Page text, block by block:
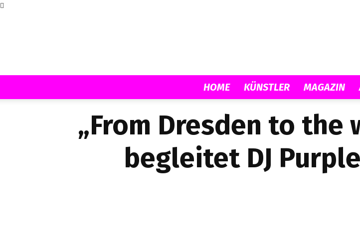
HOME KÜNSTLER MAGAZIN
„From Dresden to the
begleitet DJ